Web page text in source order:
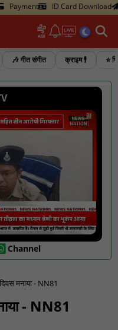
Payment ID Card Download
🎶 गीत संगीत क्राइम 🕴️ ⭐
Channel
दिवस मनाया - NN81
- NN81